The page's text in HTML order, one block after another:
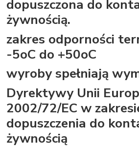
dopuszczona do
żywnością.
zakres odporności
-5oC do +50oC
wyroby spełniają
Dyrektywy Unii
2002/72/EC w
dopuszczenia do
żywnością